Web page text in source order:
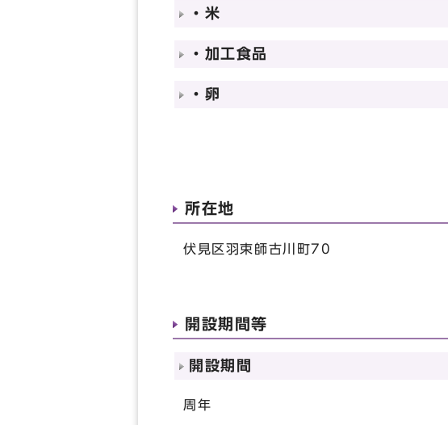
・米
・加工食品
・卵
所在地
伏見区羽束師古川町70
開設期間等
開設期間
周年